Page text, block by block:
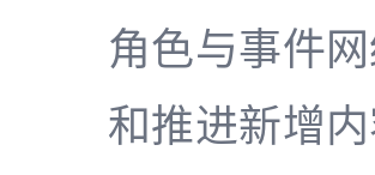
角色与事件
和推进新增